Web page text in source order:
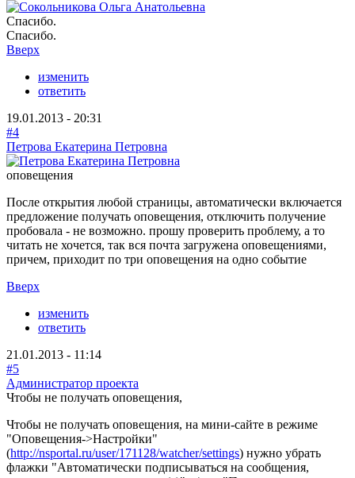
Спасибо.
Спасибо.
Вверх
изменить
ответить
19.01.2013 - 20:31
#4
Петрова Екатерина Петровна
оповещения
После открытия любой страницы, автоматически включается
предложение получать оповещения, отключить получение
пробовала - не возможно. прошу проверить проблему, а то
читать не хочется, так вся почта загружена оповещениями,
причем, приходит по три оповещения на одно событие
Вверх
изменить
ответить
21.01.2013 - 11:14
#5
Администратор проекта
Чтобы не получать оповещения,
Чтобы не получать оповещения, на мини-сайте в режиме
"Оповещения->Настройки"
(http://nsportal.ru/user/171128/watcher/settings) нужно убрать
флажки "Автоматически подписываться на сообщения,